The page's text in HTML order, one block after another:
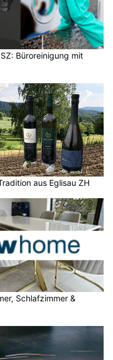
Büroreinigung mit
aus Eglisau ZH
Schlafzimmer &